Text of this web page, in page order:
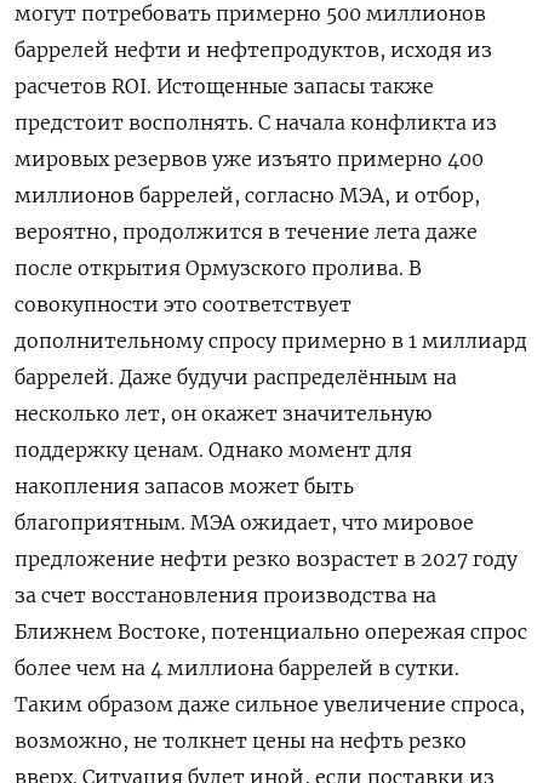
могут потребовать примерно 500 миллионов
баррелей нефти и нефтепродуктов, исходя из
расчетов ROI. Истощенные запасы также
предстоит восполнять. С начала конфликта из
мировых резервов уже изъято примерно 400
миллионов баррелей, согласно МЭА, и отбор,
вероятно, продолжится в течение лета даже
после открытия Ормузского пролива. В
совокупности это соответствует
дополнительному спросу примерно в 1 ​миллиард
баррелей. Даже будучи распределённым на
несколько лет, он окажет значительную
⁠поддержку ценам. Однако момент для
накопления запасов может быть
благоприятным. МЭА ожидает, что мировое
предложение нефти резко возрастет в 2027 году
за счет восстановления производства на
Ближнем Востоке, потенциально опережая спрос
более чем на 4 миллиона баррелей в сутки.
Таким образом даже сильное увеличение спроса,
возможно, не толкнет цены на нефть резко
‌вверх. Ситуация будет иной, если поставки из